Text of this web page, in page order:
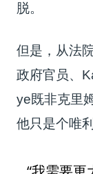
脱。
但是，从法
政府官员、
ye既非克里
他只是个唯